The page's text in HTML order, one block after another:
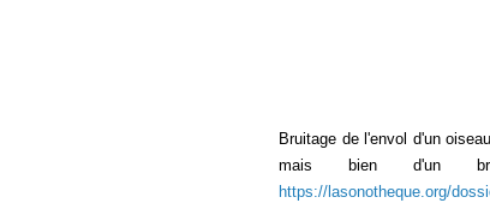
Bruitage de l'envol d'un
mais bien d'un
https://lasonotheque.org/